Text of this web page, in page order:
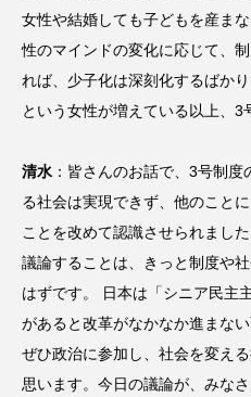
女性や結婚しても子どもを産ま
性のマインドの変化に応じて、
れば、少子化は深刻化するばか
という女性が増えている以上、3
清水 ：皆さんのお話で、3号制
る社会は実現できず、他のこと
ことを改めて認識させられまし
議論することは、きっと制度や
はずです。 日本は「シニア民主
があると改革がなかなか進まな
ぜひ政治に参加し、社会を変え
思います。今日の議論が、みな